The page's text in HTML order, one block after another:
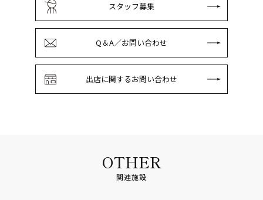
スタッフ募集
Q＆A／お問い合わせ
出店に関するお問い合わせ
OTHER
関連施設